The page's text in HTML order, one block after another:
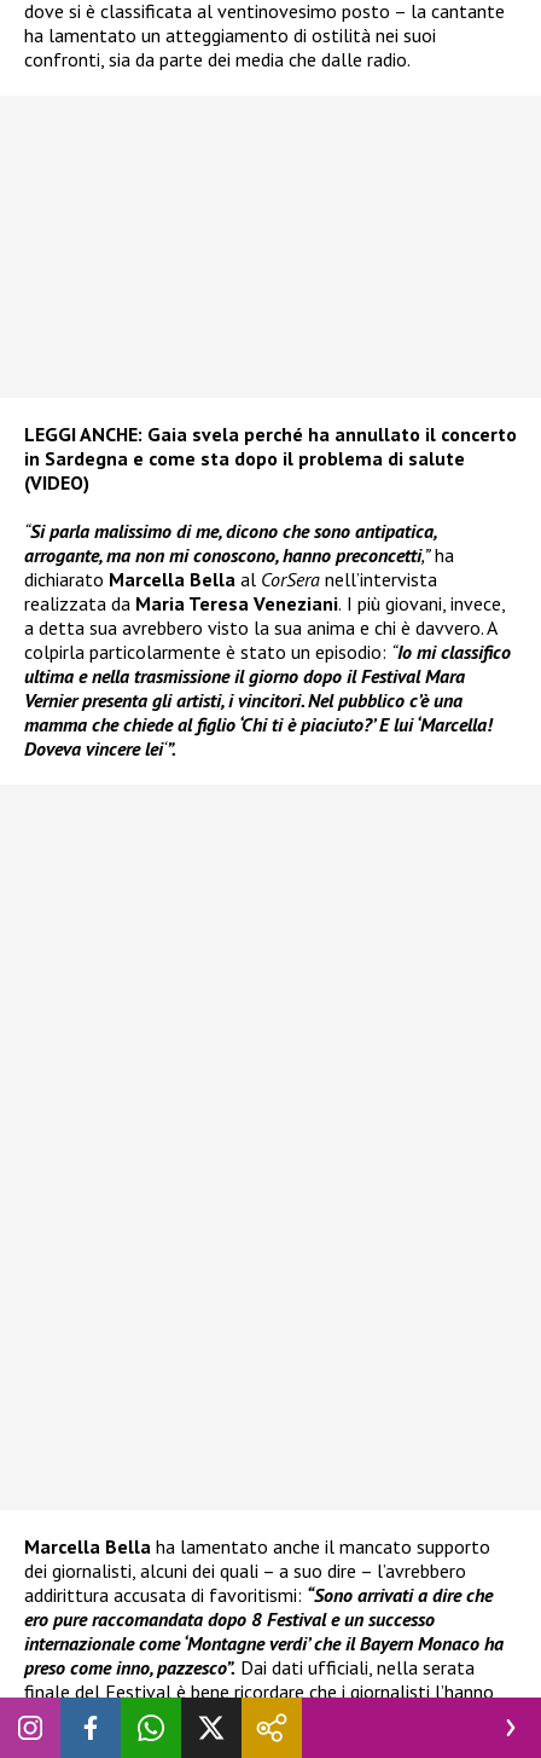
dove si è classificata al ventinovesimo posto – la cantante
ha lamentato un atteggiamento di ostilità nei suoi
confronti, sia da parte dei media che dalle radio.
LEGGI ANCHE: Gaia svela perché ha annullato il concerto
in Sardegna e come sta dopo il problema di salute
(VIDEO)
“Si parla malissimo di me, dicono che sono antipatica,
arrogante, ma non mi conoscono, hanno preconcetti,”ha
dichiarato Marcella Bella al CorSera nell’intervista
realizzata da Maria Teresa Veneziani. I più giovani, invece,
a detta sua avrebbero visto la sua anima e chi è davvero. A
colpirla particolarmente è stato un episodio: “Io mi classifico
ultima e nella trasmissione il giorno dopo il Festival Mara
Vernier presenta gli artisti, i vincitori. Nel pubblico c’è una
mamma che chiede al figlio ‘Chi ti è piaciuto?’ E lui ‘Marcella!
Doveva vincere lei‘”.
Marcella Bella ha lamentato anche il mancato supporto
dei giornalisti, alcuni dei quali – a suo dire – l’avrebbero
addirittura accusata di favoritismi: “Sono arrivati a dire che
ero pure raccomandata dopo 8 Festival e un successo
internazionale come ‘Montagne verdi’ che il Bayern Monaco ha
preso come inno, pazzesco”. Dai dati ufficiali, nella serata
finale del Festival è bene ricordare che i giornalisti l’hanno
posizionata al 27º posto e il televoto al 28º.